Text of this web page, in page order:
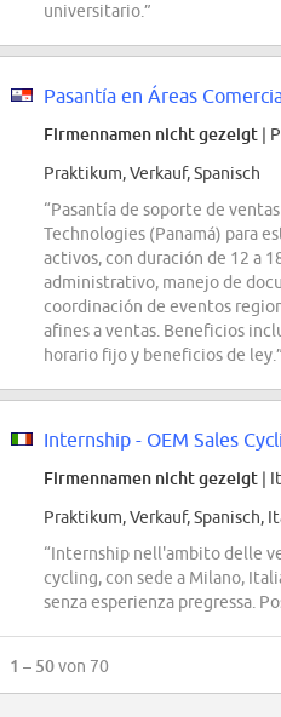
universitario.”
Pasantía en Áreas
Firmennamen nicht gezeigt |
Praktikum, Verkauf, Spanisch
“Pasantía de soporte de
Technologies (Panamá) para
activos, con duración de 12 a
administrativo, manejo de
coordinación de eventos
afines a ventas. Beneficios
horario fijo y beneficios de ley.”
Internship - OEM Sales
Firmennamen nicht gezeigt |
Praktikum, Verkauf, Spanisch,
“Internship nell'ambito delle
cycling, con sede a Milano,
senza esperienza pregressa.
1 – 50von 70